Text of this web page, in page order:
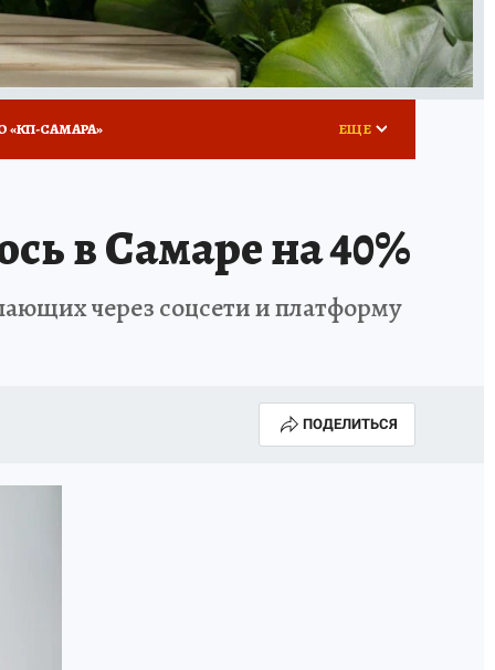
«КП-САМАРА»
ДЕНЬ ПОБЕДЫ В САМАРЕ 2025
#ЭКОРАВНОВЕСИЕ
ЕЩЕ
в Самаре на 40%
через соцсети и платформу
ПОДЕЛИТЬСЯ